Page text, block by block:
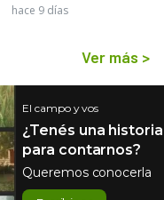
hace 9 días
Ver más >
El campo y vos
¿Tenés una historia
para contarnos?
Queremos conocerla